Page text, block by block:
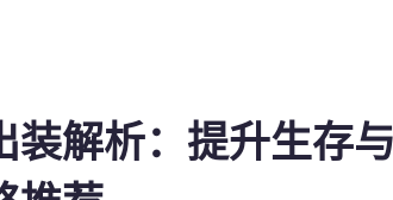
装解析：提升生存